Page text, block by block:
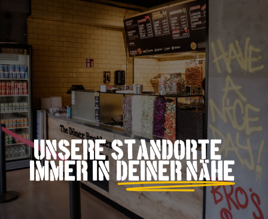
Unsere Standorte –
Immer inDeiner NÄhe